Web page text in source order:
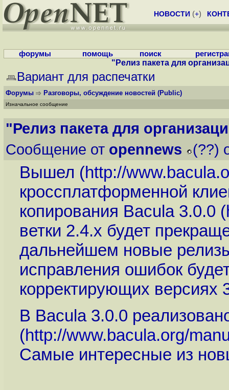
НОВОСТИ (+)
форумы помощь поиск
"Релиз пакета для
Вариант для распечатки
Форумы Разговоры, обсуждение новостей (Public)
Изначальное сообщение
"Релиз пакета для
Сообщение от opennews (??)
Вышел (http://
кроссплатформенной
копирования Bacula 3.0.0 (
ветки 2.4.x будет
дальнейшем новые
исправления ошибок
корректирующих версиях
В Bacula 3.0.0
(http://www.bacula.org/
Самые интересные из